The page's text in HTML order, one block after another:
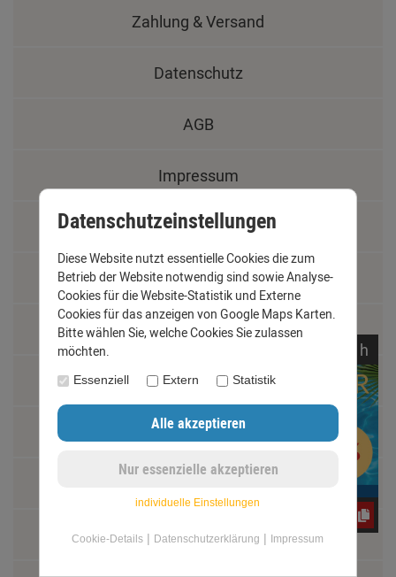
Zahlung & Versand
Datenschutz
AGB
Impressum
Kontakt
Widerrufsrecht
Schäden und Reklamationen
Vertrag widerrufen
Materialkunde
Fachbegriffe
Jobs
h
Datenschutzeinstellungen
Diese Website nutzt essentielle Cookies die zum
Betrieb der Website notwendig sind sowie Analyse-
Cookies für die Website-Statistik und Externe
Cookies für das anzeigen von Google Maps Karten.
Bitte wählen Sie, welche Cookies Sie zulassen
möchten.
Essenziell Extern Statistik
individuelle Einstellungen
Cookie-Details | Datenschutzerklärung | Impressum